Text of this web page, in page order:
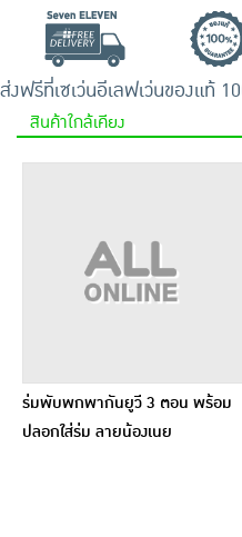
ส่งฟรีที่เซเว่นอีเลฟเว่นของแท้
สินค้าใกล้เคียง
ร่มพับพกพากันยูวี 3 ตอน พร้อม
ปลอกใส่ร่ม ลายน้องเนย